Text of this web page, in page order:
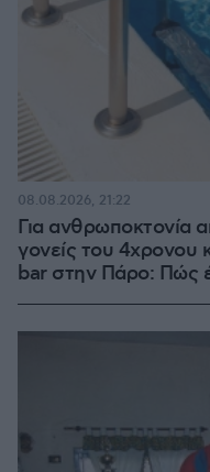
Για ανθρωποκτονία
γονείς του 4χρονου
bar στην Πάρο: Πώς
08.08.2026, 21:22